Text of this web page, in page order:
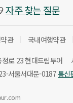
자주 찾는 질문
관 국내여행약관
로 23 현대드림투어
서울서대문-0187통신